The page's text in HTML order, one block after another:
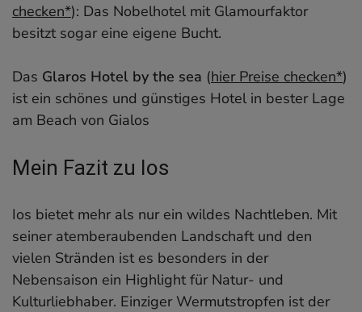
checken*): Das Nobelhotel mit Glamourfaktor
besitzt sogar eine eigene Bucht.
Das Glaros Hotel by the sea (hier Preise checken*)
ist ein schönes und günstiges Hotel in bester Lage
am Beach von Gialos
Mein Fazit zu Ios
Ios bietet mehr als nur ein wildes Nachtleben. Mit
seiner atemberaubenden Landschaft und den
vielen Stränden ist es besonders in der
Nebensaison ein Highlight für Natur- und
Kulturliebhaber. Einziger Wermutstropfen ist der